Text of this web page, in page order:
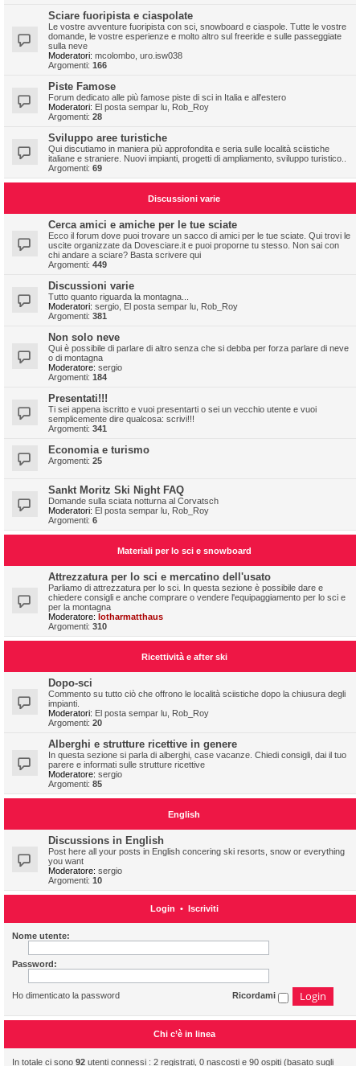
Sciare fuoripista e ciaspolate
Le vostre avventure fuoripista con sci, snowboard e ciaspole. Tutte le vostre
domande, le vostre esperienze e molto altro sul freeride e sulle passeggiate
sulla neve
Moderatori: mcolombo uro.isw038
Argomenti: 166
Piste Famose
Forum dedicato alle più famose piste di sci in Italia e all'estero
Moderatori: El posta sempar lu Rob_Roy
Argomenti: 28
Sviluppo aree turistiche
Qui discutiamo in maniera più approfondita e seria sulle località sciistiche
italiane e straniere. Nuovi impianti, progetti di ampliamento, sviluppo turistico..
Argomenti: 69
Discussioni varie
Cerca amici e amiche per le tue sciate
Ecco il forum dove puoi trovare un sacco di amici per le tue sciate. Qui trovi le
uscite organizzate da Dovesciare.it e puoi proporne tu stesso. Non sai con
chi andare a sciare? Basta scrivere qui
Argomenti: 449
Discussioni varie
Tutto quanto riguarda la montagna...
Moderatori: sergio El posta sempar lu Rob_Roy
Argomenti: 381
Non solo neve
Qui è possibile di parlare di altro senza che si debba per forza parlare di neve
o di montagna
Moderatore: sergio
Argomenti: 184
Presentati!!!
Ti sei appena iscritto e vuoi presentarti o sei un vecchio utente e vuoi
semplicemente dire qualcosa: scrivi!!!
Argomenti: 341
Economia e turismo
Argomenti: 25
Sankt Moritz Ski Night FAQ
Domande sulla sciata notturna al Corvatsch
Moderatori: El posta sempar lu Rob_Roy
Argomenti: 6
Materiali per lo sci e snowboard
Attrezzatura per lo sci e mercatino dell'usato
Parliamo di attrezzatura per lo sci. In questa sezione è possibile dare e
chiedere consigli e anche comprare o vendere l'equipaggiamento per lo sci e
per la montagna
Moderatore: lotharmatthaus
Argomenti: 310
Ricettività e after ski
Dopo-sci
Commento su tutto ciò che offrono le località sciistiche dopo la chiusura degli
impianti.
Moderatori: El posta sempar lu Rob_Roy
Argomenti: 20
Alberghi e strutture ricettive in genere
In questa sezione si parla di alberghi, case vacanze. Chiedi consigli, dai il tuo
parere e informati sulle strutture ricettive
Moderatore: sergio
Argomenti: 85
English
Discussions in English
Post here all your posts in English concering ski resorts, snow or everything
you want
Moderatore: sergio
Argomenti: 10
Login • Iscriviti
Nome utente:
Password:
Ho dimenticato la password Ricordami
Chi c’è in linea
In totale ci sono 92 utenti connessi : 2 registrati, 0 nascosti e 90 ospiti (basato sugli